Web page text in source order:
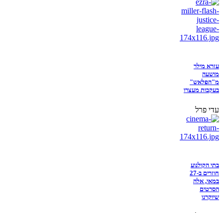
עזרא מילר
מושעה
מ"הפלאש"
בעקבות מעצרו
עדי פרל
בתי הקולנוע
חוזרים ב-27
במאי, אלה
הסרטים
שיוקרנו